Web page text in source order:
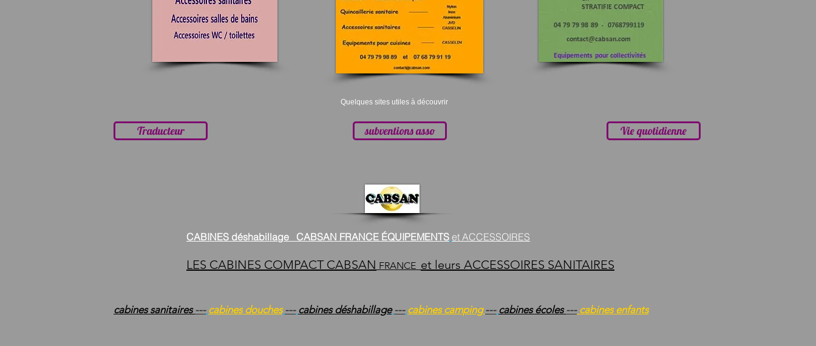
Quelques sites utiles à découvrir
Traducteur subventions asso Vie quotidienne
CABINES déshabillage CABSAN FRANCE ÉQUIPEMENTS et ACCESSOIRES
LES CABINES COMPACT CABSAN FRANCE et leurs ACCESSOIRES SANITAIRES
cabines sanitaires--- cabines douches --- cabines déshabillage --- cabines camping--- cabines écoles---cabines enfants